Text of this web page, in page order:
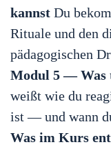
kannst Du
Rituale und den
pädagogischen
Modul 5 — Was
weißt wie du
ist — und wann
Was im Kurs